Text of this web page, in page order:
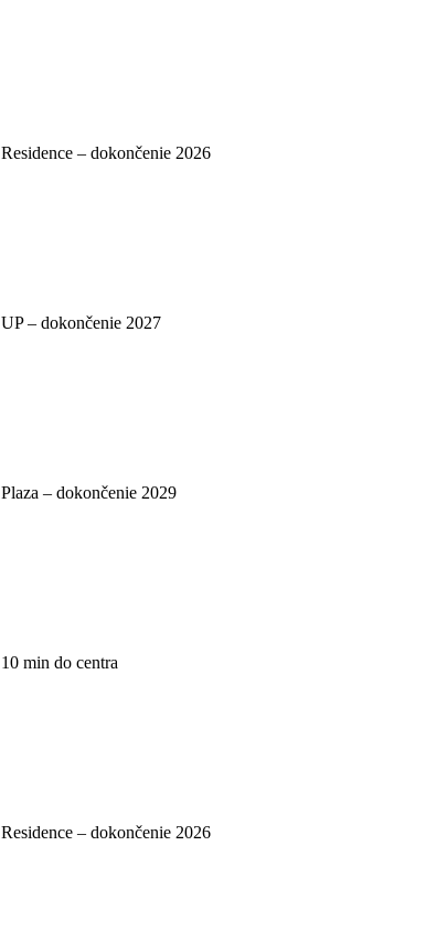
Residence – dokončenie 2026
UP – dokončenie 2027
Plaza – dokončenie 2029
10 min do centra
Residence – dokončenie 2026